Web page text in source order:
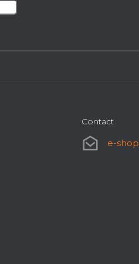
Contact
e-shop